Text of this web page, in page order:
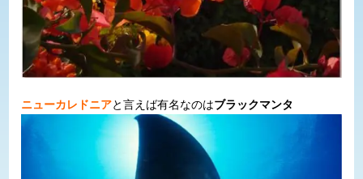
ニューカレドニアと言えば有名なのはブラックマンタ